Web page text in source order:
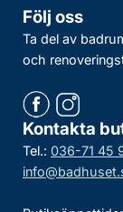
Följ oss
Ta del av
och
Kontakta
Tel.: 036-71 45